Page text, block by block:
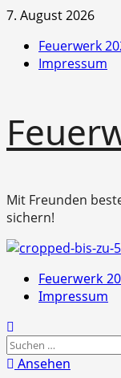
Zum
springen
7. August 2026
Feuerwerk
Impressum
Mit Freunden
sichern!
Primäres
Menü
Feuerwerk
Impressum
Suchen
nach:
Ansehen